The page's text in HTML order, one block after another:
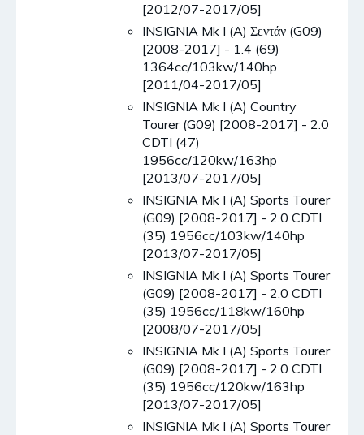
[2012/07-2017/05]
INSIGNIA Mk I (A) Σεντάν (G09)
[2008-2017] - 1.4 (69)
1364cc/103kw/140hp
[2011/04-2017/05]
INSIGNIA Mk I (A) Country
Tourer (G09) [2008-2017] - 2.0
CDTI (47)
1956cc/120kw/163hp
[2013/07-2017/05]
INSIGNIA Mk I (A) Sports Tourer
(G09) [2008-2017] - 2.0 CDTI
(35) 1956cc/103kw/140hp
[2013/07-2017/05]
INSIGNIA Mk I (A) Sports Tourer
(G09) [2008-2017] - 2.0 CDTI
(35) 1956cc/118kw/160hp
[2008/07-2017/05]
INSIGNIA Mk I (A) Sports Tourer
(G09) [2008-2017] - 2.0 CDTI
(35) 1956cc/120kw/163hp
[2013/07-2017/05]
INSIGNIA Mk I (A) Sports Tourer